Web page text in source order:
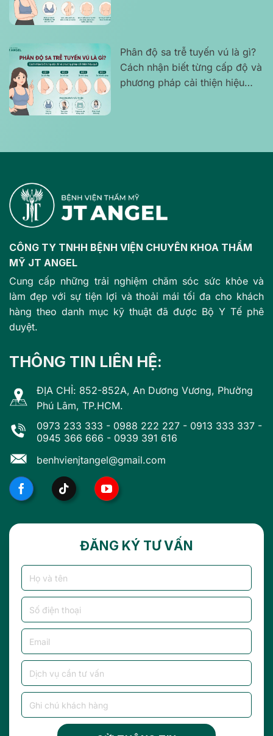
Phân độ sa trễ tuyến vú là gì?
Cách nhận biết từng cấp độ và
phương pháp cải thiện hiệu
CÔNG TY TNHH BỆNH VIỆN CHUYÊN KHOA THẨM
MỸ JT ANGEL
Cung cấp những trải nghiệm chăm sóc sức khỏe và
làm đẹp với sự tiện lợi và thoải mái tối đa cho khách
hàng theo danh mục kỹ thuật đã được Bộ Y Tế phê
duyệt.
THÔNG TIN LIÊN HỆ:
ĐỊA CHỈ: 852-852A, An Dương Vương, Phường
Phú Lâm, TP.HCM.
0973 233 333 - 0988 222 227 - 0913 333 337 -
0945 366 666 - 0939 391 616
benhvienjtangel@gmail.com
ĐĂNG KÝ TƯ VẤN